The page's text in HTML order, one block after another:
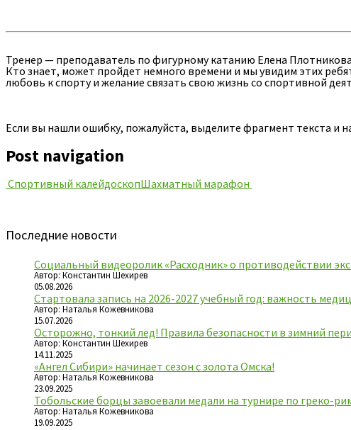
Тренер — преподаватель по фигурному катанию Елена
Кто знает, может пройдет немного времени и мы увидим этих
любовь к спорту и желание связать свою жизнь со спортивной
Если вы нашли ошибку, пожалуйста, выделите фрагмент текста и
Post navigation
Спортивный калейдоскопШахматный марафон
Последние новости
Социальный видеоролик «Расходник» о противодействии
Автор: Константин Шехирев
05.08.2026
Стартовала запись на 2026-2027 учебный год: важность
Автор: Наталья Кожевникова
15.07.2026
Осторожно, тонкий лёд! Правила безопасности в зимний
Автор: Константин Шехирев
14.11.2025
«Ангел Сибири» начинает сезон с золота Омска!
Автор: Наталья Кожевникова
23.09.2025
Тобольские борцы завоевали медали на турнире по греко-
Автор: Наталья Кожевникова
19.09.2025